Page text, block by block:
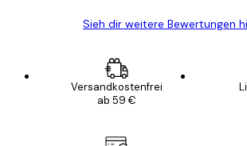
Sieh dir weitere Bewertungen
Versandkostenfrei
ab 59 €